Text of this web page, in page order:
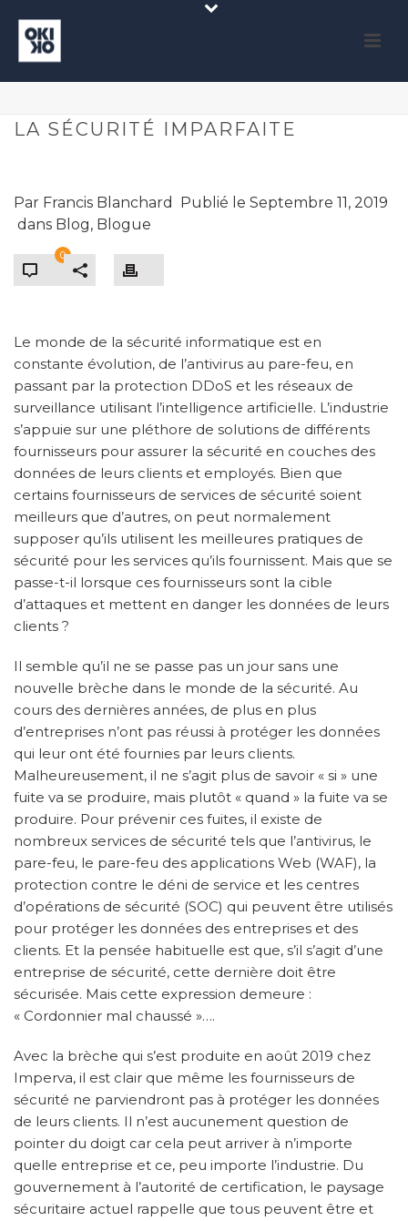
LA SÉCURITÉ IMPARFAITE
Par Francis Blanchard Publié le Septembre 11, 2019
dans Blog, Blogue
0
Le monde de la sécurité informatique est en
constante évolution, de l’antivirus au pare-feu, en
passant par la protection DDoS et les réseaux de
surveillance utilisant l’intelligence artificielle. L’industrie
s’appuie sur une pléthore de solutions de différents
fournisseurs pour assurer la sécurité en couches des
données de leurs clients et employés. Bien que
certains fournisseurs de services de sécurité soient
meilleurs que d’autres, on peut normalement
supposer qu’ils utilisent les meilleures pratiques de
sécurité pour les services qu’ils fournissent. Mais que se
passe-t-il lorsque ces fournisseurs sont la cible
d’attaques et mettent en danger les données de leurs
clients ?
Il semble qu’il ne se passe pas un jour sans une
nouvelle brèche dans le monde de la sécurité. Au
cours des dernières années, de plus en plus
d’entreprises n’ont pas réussi à protéger les données
qui leur ont été fournies par leurs clients.
Malheureusement, il ne s’agit plus de savoir « si » une
fuite va se produire, mais plutôt « quand » la fuite va se
produire. Pour prévenir ces fuites, il existe de
nombreux services de sécurité tels que l’antivirus, le
pare-feu, le pare-feu des applications Web (WAF), la
protection contre le déni de service et les centres
d’opérations de sécurité (SOC) qui peuvent être utilisés
pour protéger les données des entreprises et des
clients. Et la pensée habituelle est que, s’il s’agit d’une
entreprise de sécurité, cette dernière doit être
sécurisée. Mais cette expression demeure :
« Cordonnier mal chaussé »….
Avec la brèche qui s’est produite en août 2019 chez
Imperva, il est clair que même les fournisseurs de
sécurité ne parviendront pas à protéger les données
de leurs clients. Il n’est aucunement question de
pointer du doigt car cela peut arriver à n’importe
quelle entreprise et ce, peu importe l’industrie. Du
gouvernement à l’autorité de certification, le paysage
sécuritaire actuel rappelle que tous peuvent être et